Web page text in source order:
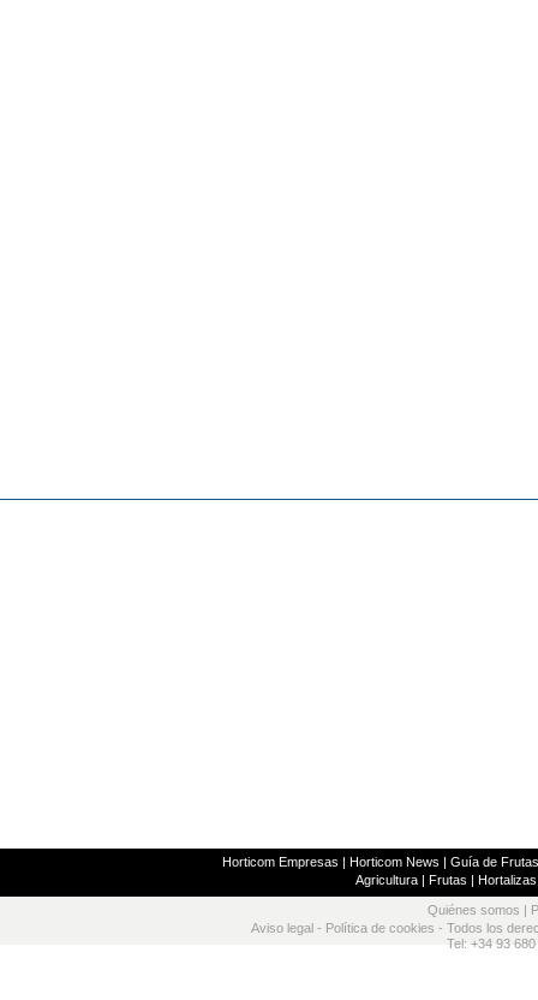
Horticom Empresas | Horticom News | Guía de
Agricultura| Frutas | Hortalizas
Quiénes somos
Aviso legal - Política de cookies - Todos los
Tel: +34 93